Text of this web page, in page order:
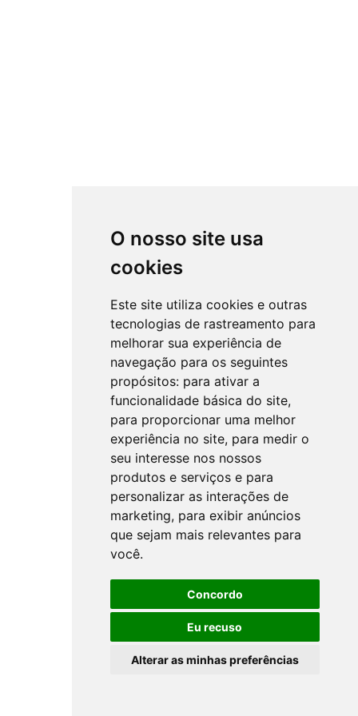
O nosso site usa
cookies
Este site utiliza cookies e outras
tecnologias de rastreamento para
melhorar sua experiência de
navegação para os seguintes
propósitos: para ativar a
funcionalidade básica do site,
para proporcionar uma melhor
experiência no site, para medir o
seu interesse nos nossos
produtos e serviços e para
personalizar as interações de
marketing, para exibir anúncios
que sejam mais relevantes para
você.
Concordo
Eu recuso
Alterar as minhas preferências